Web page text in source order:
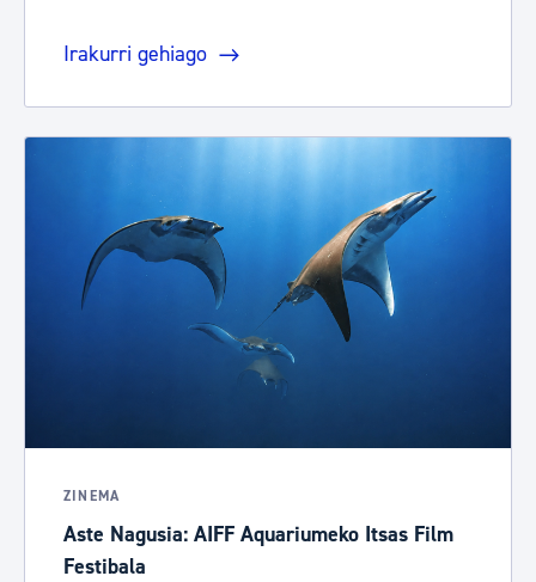
Irakurri gehiago
ZINEMA
Aste Nagusia: AIFF Aquariumeko Itsas Film
Festibala